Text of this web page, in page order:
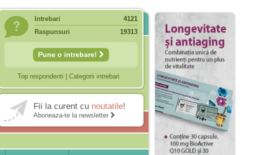
Intrebari
4121
Raspunsuri
19313
Pune o intrebare!
Top respondenti Categorii intrebari
Fii la curent cu noutatile!
Aboneaza-te la newsletter